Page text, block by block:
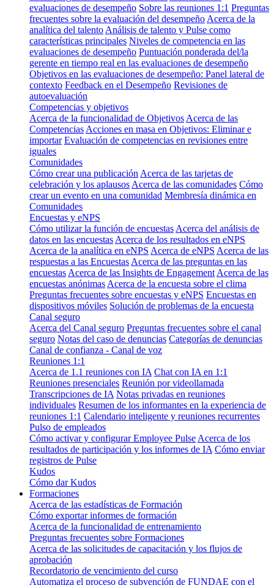
evaluaciones de desempeño Sobre las reuniones 1:1 Preguntas
frecuentes sobre la evaluación del desempeño Acerca de la
analítica del talento Análisis de talento y Pulse como
características principales Niveles de competencia en las
evaluaciones de desempeño Puntuación ponderada del/la
gerente en tiempo real en las evaluaciones de desempeño
Objetivos en las evaluaciones de desempeño: Panel lateral de
contexto Feedback en el Desempeño Revisiones de
autoevaluación
Competencias y objetivos
Acerca de la funcionalidad de Objetivos Acerca de las
Competencias Acciones en masa en Objetivos: Eliminar e
importar Evaluación de competencias en revisiones entre
iguales
Comunidades
Cómo crear una publicación Acerca de las tarjetas de
celebración y los aplausos Acerca de las comunidades Cómo
crear un evento en una comunidad Membresía dinámica en
Comunidades
Encuestas y eNPS
Cómo utilizar la función de encuestas Acerca del análisis de
datos en las encuestas Acerca de los resultados en eNPS
Acerca de la analítica en eNPS Acerca de eNPS Acerca de las
respuestas a las Encuestas Acerca de las preguntas en las
encuestas Acerca de las Insights de Engagement Acerca de las
encuestas anónimas Acerca de la encuesta sobre el clima
Preguntas frecuentes sobre encuestas y eNPS Encuestas en
dispositivos móviles Solución de problemas de la encuesta
Canal seguro
Acerca del Canal seguro Preguntas frecuentes sobre el canal
seguro Notas del caso de denuncias Categorías de denuncias
Canal de confianza - Canal de voz
Reuniones 1:1
Acerca de 1.1 reuniones con IA Chat con IA en 1:1
Reuniones presenciales Reunión por videollamada
Transcripciones de IA Notas privadas en reuniones
individuales Resumen de los informantes en la experiencia de
reuniones 1:1 Calendario inteligente y reuniones recurrentes
Pulso de empleados
Cómo activar y configurar Employee Pulse Acerca de los
resultados de participación y los informes de IA Cómo enviar
registros de Pulse
Kudos
Cómo dar Kudos
Formaciones
Acerca de las estadísticas de Formación
Cómo exportar informes de formación
Acerca de la funcionalidad de entrenamiento
Preguntas frecuentes sobre Formaciones
Acerca de las solicitudes de capacitación y los flujos de
aprobación
Recordatorio de vencimiento del curso
Automatiza el proceso de subvención de FUNDAE con el